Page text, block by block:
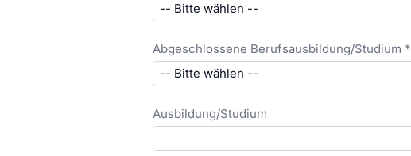
Abgeschlossene Berufsausbildung/Studium *
Ausbildung/Studium